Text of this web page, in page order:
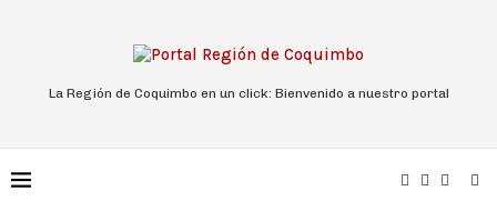
La Región de Coquimbo en un click: Bienvenido a nuestro portal